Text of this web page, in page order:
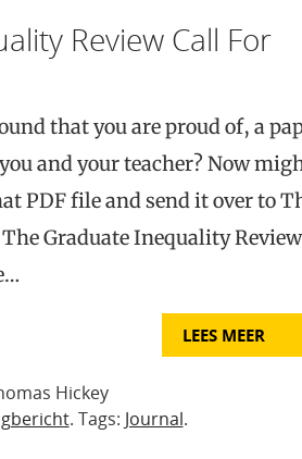
Review Call For
that you are proud of, a
and your teacher? Now
PDF file and send it over to
Graduate Inequality
LEES MEER
Hickey
. Tags: Journal.